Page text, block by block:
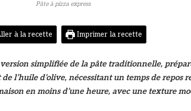
Pâte à pizza express
à la recette Imprimer la recette
simplifiée de la pâte traditionnelle,
l’huile d’olive, nécessitant un temps de repos
en moins d’une heure, avec une texture